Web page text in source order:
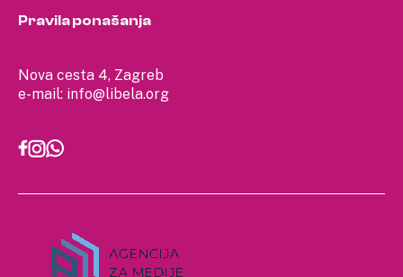
Nova cesta 4, Zagreb
e-mail: info@libela.org
Pravila ponašanja